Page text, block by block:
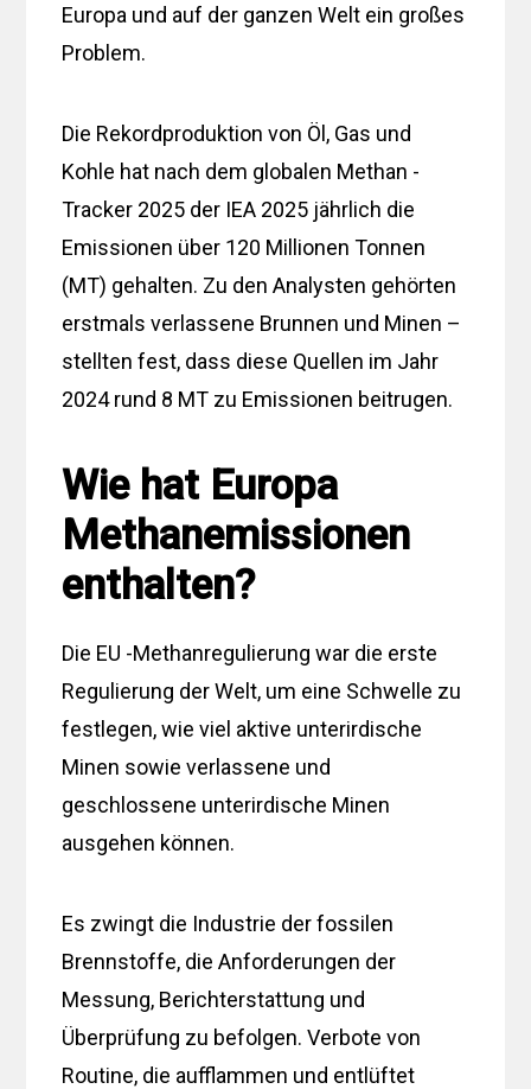
Europa und auf der ganzen Welt ein großes
Problem.
Die Rekordproduktion von Öl, Gas und
Kohle hat nach dem globalen Methan -
Tracker 2025 der IEA 2025 jährlich die
Emissionen über 120 Millionen Tonnen
(MT) gehalten. Zu den Analysten gehörten
erstmals verlassene Brunnen und Minen –
stellten fest, dass diese Quellen im Jahr
2024 rund 8 MT zu Emissionen beitrugen.
Wie hat Europa
Methanemissionen
enthalten?
Die EU -Methanregulierung war die erste
Regulierung der Welt, um eine Schwelle zu
festlegen, wie viel aktive unterirdische
Minen sowie verlassene und
geschlossene unterirdische Minen
ausgehen können.
Es zwingt die Industrie der fossilen
Brennstoffe, die Anforderungen der
Messung, Berichterstattung und
Überprüfung zu befolgen. Verbote von
Routine, die aufflammen und entlüftet